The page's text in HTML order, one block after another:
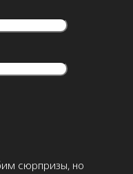
сюрпризы, но